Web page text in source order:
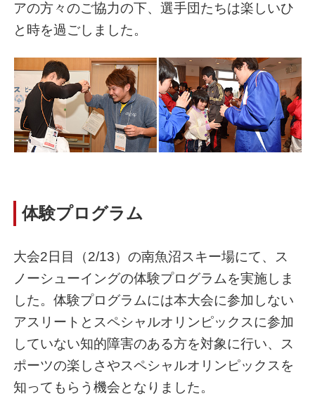
アの方々のご協力の下、選手団たちは楽しいひ
と時を過ごしました。
体験プログラム
大会2日目（2/13）の南魚沼スキー場にて、ス
ノーシューイングの体験プログラムを実施しま
した。体験プログラムには本大会に参加しない
アスリートとスペシャルオリンピックスに参加
していない知的障害のある方を対象に行い、ス
ポーツの楽しさやスペシャルオリンピックスを
知ってもらう機会となりました。